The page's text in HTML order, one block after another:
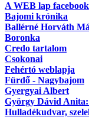
A WEB lap
Bajomi krónika
Ballérné Horváth
Boronka
Credo tartalom
Csokonai
Fehértó weblapja
Fürdő - Nagybajom
Gyergyai Albert
György Dávid Anita:
Hulladékudvar,